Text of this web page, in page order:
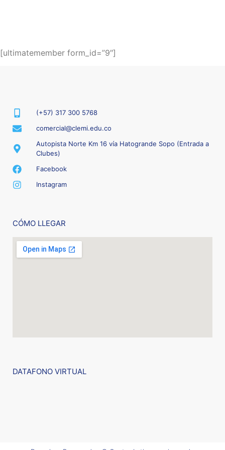
[ultimatemember form_id=”9″]
(+57) 317 300 5768
comercial@clemi.edu.co
Autopista Norte Km 16 vía Hatogrande Sopo (Entrada a
Clubes)
Facebook
Instagram
CÓMO LLEGAR
DATAFONO VIRTUAL